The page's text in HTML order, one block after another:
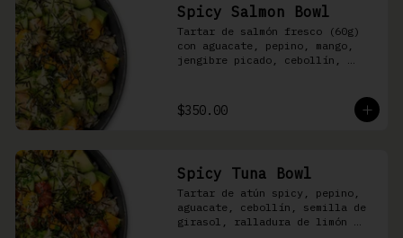
Spicy Salmon Bowl
Tartar de salmón fresco (60g)
con aguacate, pepino, mango,
jengibre picado, cebollín,
shari
$350.00
Spicy Tuna Bowl
Tartar de atún spicy, pepino,
aguacate, cebollín, semilla de
girasol, ralladura de limón